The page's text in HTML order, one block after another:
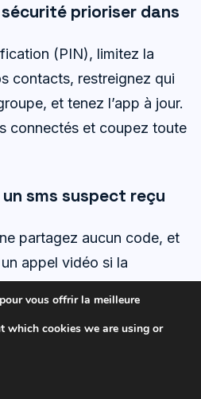
prioriser dans
(PIN), limitez la
contacts, restreignez qui
et tenez l’app à jour.
connectés et coupez toute
sms suspect reçu
partagez aucun code, et
appel vidéo si la
un proche. Sans validation
a déjà obtenu de
?
vous offrir la meilleure
which cookies we are using or